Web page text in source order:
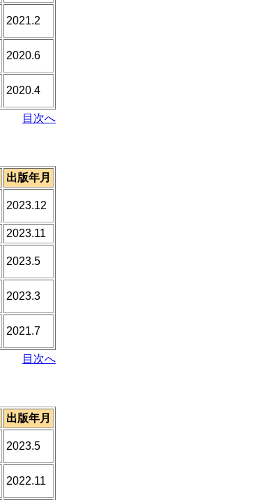
2021.2
2020.6
2020.4
目次へ
出版年月
2023.12
2023.11
2023.5
2023.3
2021.7
目次へ
出版年月
2023.5
2022.11